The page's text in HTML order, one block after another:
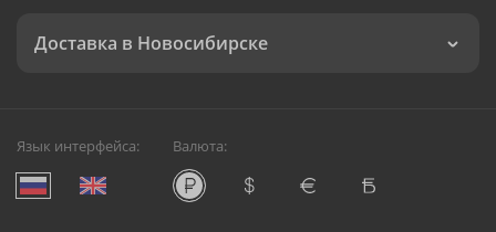
Доставка в Новосибирске
Язык интерфейса: Валюта: